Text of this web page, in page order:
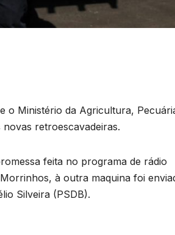
o Ministério da Agricultura,
retroescavadeiras.
feita no programa de rádio
à outra maquina foi
Silveira (PSDB).